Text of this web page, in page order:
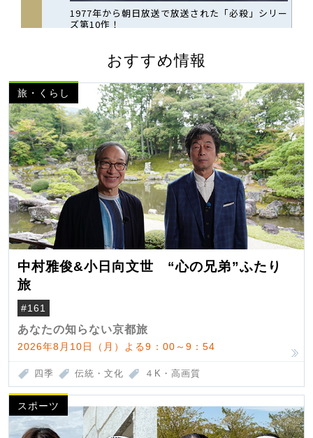
おすすめ情報
旅・くらし
中村雅俊&小日向文世 “心の兄弟”ふたり
旅
#161
あなたの知らない京都旅
2026年8月10日（月）よる9：00～9：54
四季 伝統・文化 ４K・高画質
スポーツ